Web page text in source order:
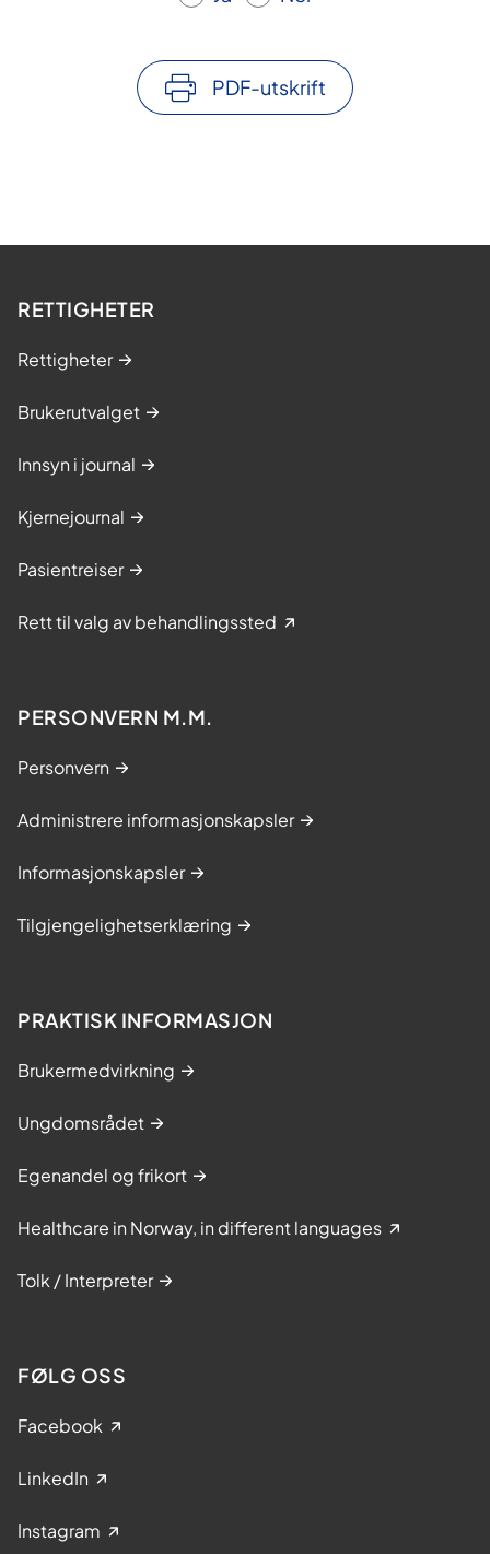
PDF-utskrift
RETTIGHETER
Rettigheter
Brukerutvalget
Innsyn i journal
Kjernejournal
Pasientreiser
Rett til valg av behandlingssted
PERSONVERN M.M.
Personvern
Administrere informasjonskapsler
Informasjonskapsler
Tilgjengelighetserklæring
PRAKTISK INFORMASJON
Brukermedvirkning
Ungdomsrådet
Egenandel og frikort
Healthcare in Norway, in different languages
Tolk / Interpreter
FØLG OSS
Facebook
LinkedIn
Instagram